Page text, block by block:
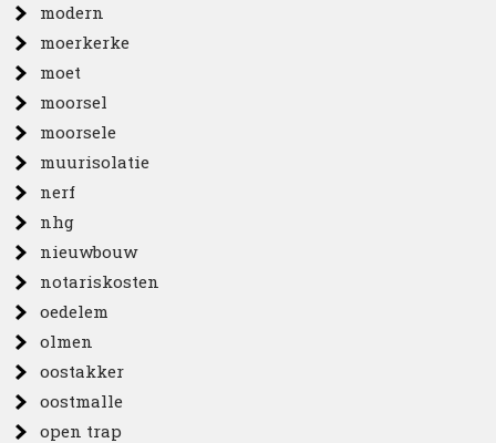
modern
moerkerke
moet
moorsel
moorsele
muurisolatie
nerf
nhg
nieuwbouw
notariskosten
oedelem
olmen
oostakker
oostmalle
open trap